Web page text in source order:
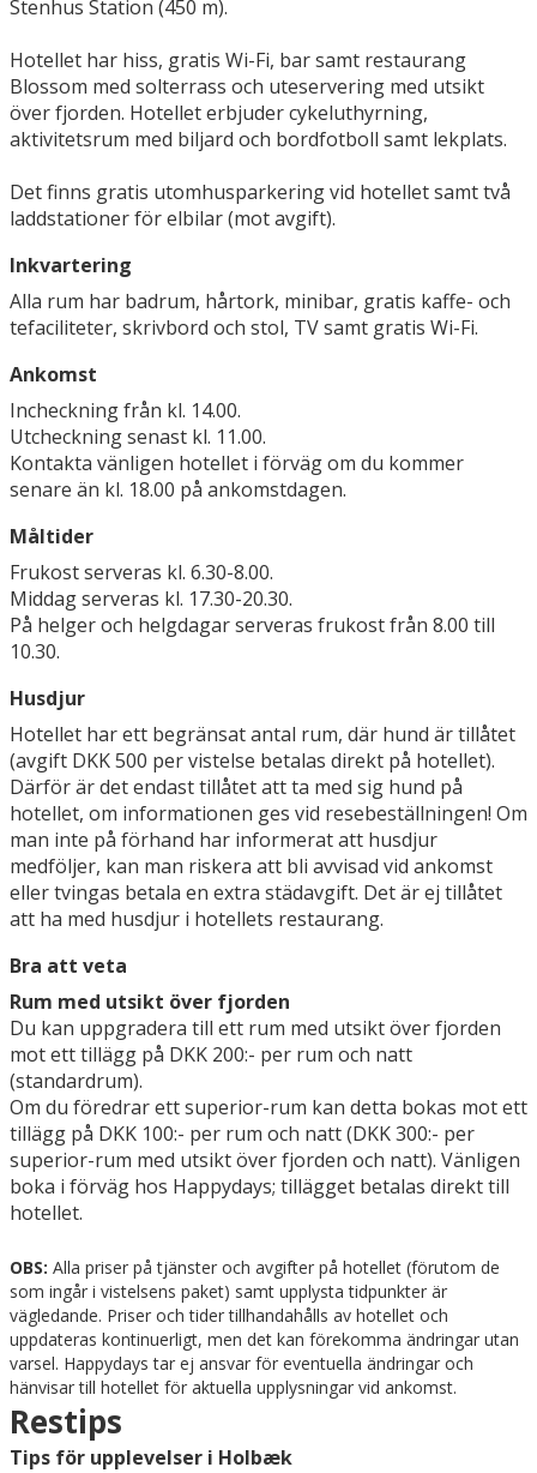
Stenhus Station (450 m).
Hotellet har hiss, gratis Wi-Fi, bar samt restaurang
Blossom med solterrass och uteservering med utsikt
över fjorden. Hotellet erbjuder cykeluthyrning,
aktivitetsrum med biljard och bordfotboll samt lekplats.
Det finns gratis utomhusparkering vid hotellet samt två
laddstationer för elbilar (mot avgift).
Inkvartering
Alla rum har badrum, hårtork, minibar, gratis kaffe- och
tefaciliteter, skrivbord och stol, TV samt gratis Wi-Fi.
Ankomst
Incheckning från kl. 14.00.
Utcheckning senast kl. 11.00.
Kontakta vänligen hotellet i förväg om du kommer
senare än kl. 18.00 på ankomstdagen.
Måltider
Frukost serveras kl. 6.30-8.00.
Middag serveras kl. 17.30-20.30.
På helger och helgdagar serveras frukost från 8.00 till
10.30.
Husdjur
Hotellet har ett begränsat antal rum, där hund är tillåtet
(avgift DKK 500 per vistelse betalas direkt på hotellet).
Därför är det endast tillåtet att ta med sig hund på
hotellet, om informationen ges vid resebeställningen! Om
man inte på förhand har informerat att husdjur
medföljer, kan man riskera att bli avvisad vid ankomst
eller tvingas betala en extra städavgift. Det är ej tillåtet
att ha med husdjur i hotellets restaurang.
Bra att veta
Rum med utsikt över fjorden
Du kan uppgradera till ett rum med utsikt över fjorden
mot ett tillägg på DKK 200:- per rum och natt
(standardrum).
Om du föredrar ett superior-rum kan detta bokas mot ett
tillägg på DKK 100:- per rum och natt (DKK 300:- per
superior-rum med utsikt över fjorden och natt). Vänligen
boka i förväg hos Happydays; tillägget betalas direkt till
hotellet.
OBS: Alla priser på tjänster och avgifter på hotellet (förutom de
som ingår i vistelsens paket) samt upplysta tidpunkter är
vägledande. Priser och tider tillhandahålls av hotellet och
uppdateras kontinuerligt, men det kan förekomma ändringar utan
varsel. Happydays tar ej ansvar för eventuella ändringar och
hänvisar till hotellet för aktuella upplysningar vid ankomst.
Restips
Tips för upplevelser i Holbæk